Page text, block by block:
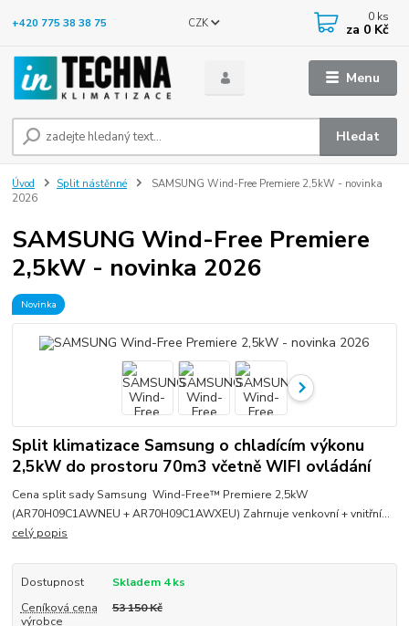
Menu
CZK
Hledat
+420 775 38 38 75 0 ks
za 0 Kč
Úvod Split nástěnné
SAMSUNG Wind-Free Premiere 2,5kW - novinka
2026
SAMSUNG Wind-Free Premiere
2,5kW - novinka 2026
Novinka
Split klimatizace Samsung o chladícím výkonu
2,5kW do prostoru 70m3 včetně WIFI ovládání
Cena split sady Samsung Wind-Free™ Premiere 2,5kW
(AR70H09C1AWNEU + AR70H09C1AWXEU) Zahrnuje venkovní + vnitřní...
celý popis
Dostupnost
Skladem 4 ks
Ceníková cena
výrobce
53 150 Kč